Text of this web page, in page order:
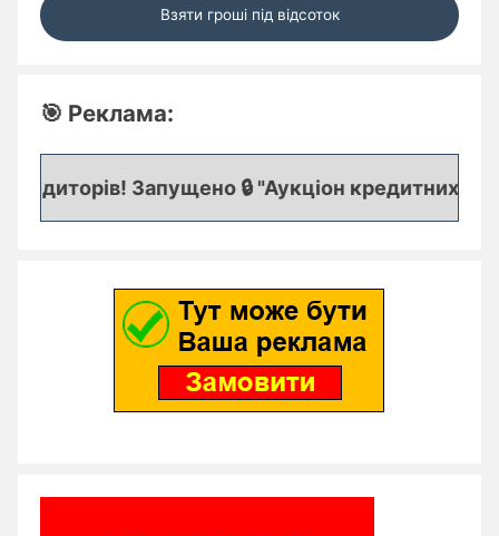
Взяти гроші під відсоток
🎯 Реклама:
Запущено 🔒 "Аукціон кредитних